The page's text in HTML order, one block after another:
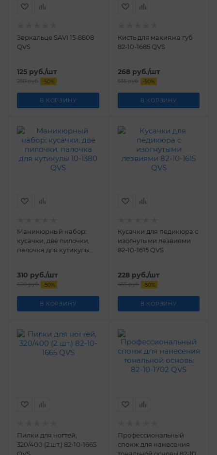
Зеркальце SAVI 15-8808
QVS
125 руб./шт
250руб. -50%
В КОРЗИНУ
Кисть для макияжа губ
82-10-1685 QVS
268руб./шт
535руб. -50%
В КОРЗИНУ
Маникюрный набор:
кусачки, две пилочки,
палочка для кутикулы
310 руб./шт
620руб. -50%
В КОРЗИНУ
Кусачки для педикюра с
изогнутыми лезвиями
82-10-1615 QVS
228руб./шт
455руб. -50%
В КОРЗИНУ
Пилки для ногтей,
320/400 (2 шт.) 82-10-1665
QVS
Профессиональный
спонж для нанесения
тональной основы 82-10-